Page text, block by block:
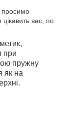
просимо
вас, по
при
пружну
як на